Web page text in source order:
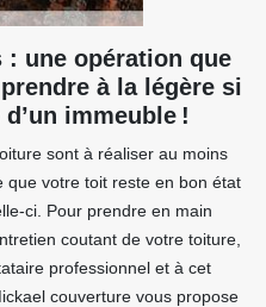
: une opération que
à la légère si
immeuble !
sont à réaliser au moins
que votre toit reste en bon état
ci. Pour prendre en main
coutant de votre toiture,
professionnel et à cet
couverture vous propose